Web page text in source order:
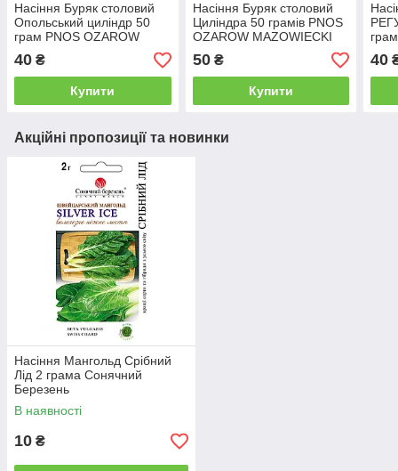
Насіння Буряк столовий
Опольський циліндр 50
грам PNOS OZAROW
MAZOWIECKI
40 ₴
Купити
Насіння Буряк столовий
Циліндра 50 грамів PNOS
OZAROW MAZOWIECKI
50₴
Купити
40
Акційні пропозиції та новинки
Насіння Мангольд Срібний
Лід 2 грама Сонячний
Березень
В наявності
10 ₴